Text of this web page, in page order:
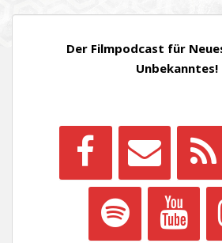
Der Filmpodcast für
Unbekanntes!